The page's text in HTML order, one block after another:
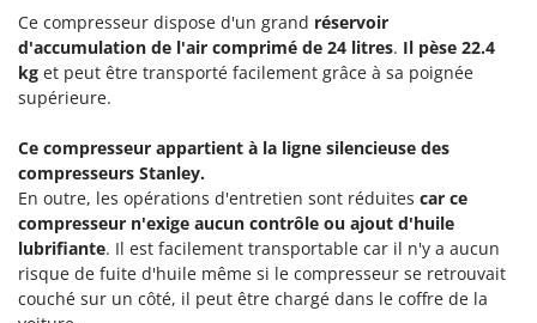
M
Machines à pâtes
Machines sous vide
Motobineuses
Motoculteurs
Motofaucheuses
Motopompes pour irrigation
F
FAC
Fama Industrie
Famag
FARMER
FBC
Ferrari Group
Ferroni
Ferrua
Ce compresseur dispose d'un grand réservoir
d'accumulation de l'air comprimé de 24 litres. Il pèse 22.4
kg et peut être transporté facilement grâce à sa poignée
supérieure.
Ce compresseur appartient à la ligne silencieuse des
compresseurs Stanley.
En outre, les opérations d'entretien sont réduites car ce
compresseur n'exige aucun contrôle ou ajout d'huile
lubrifiante. Il est facilement transportable car il n'y a aucun
risque de fuite d'huile même si le compresseur se retrouvait
couché sur un côté, il peut être chargé dans le coffre de la